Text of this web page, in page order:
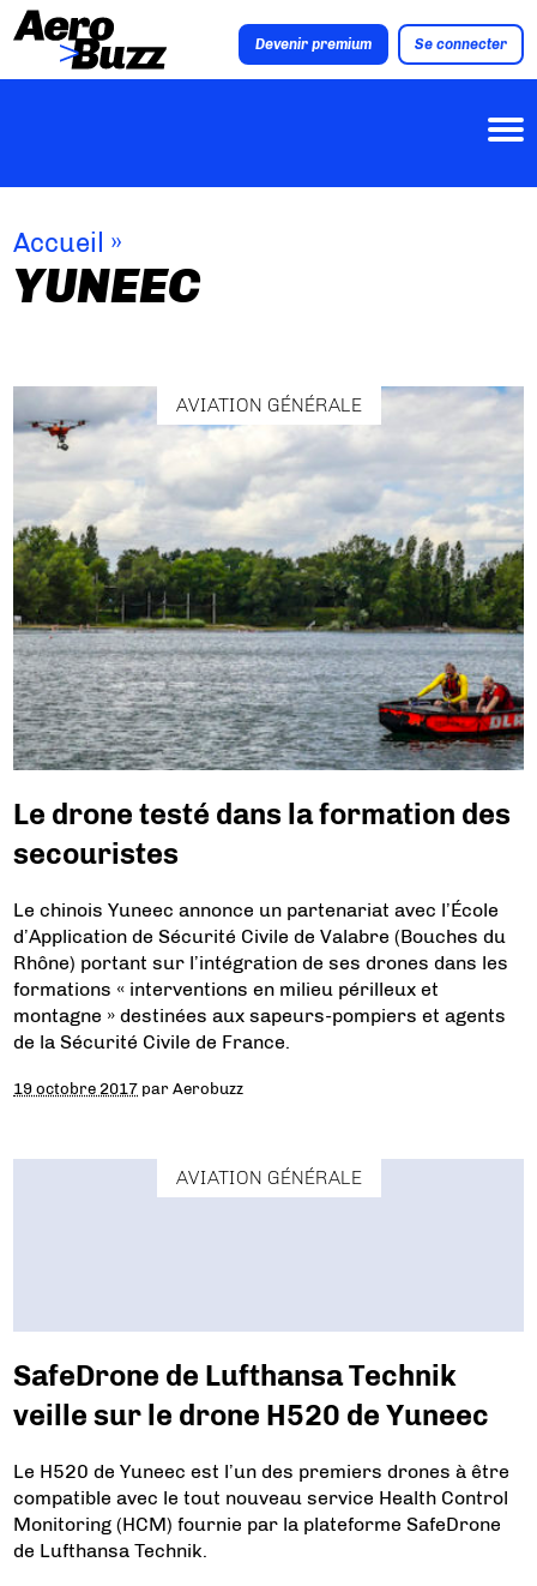
Devenir premium Se connecter
Accueil »
YUNEEC
AVIATION GÉNÉRALE
Le drone testé dans la formation des
secouristes
Le chinois Yuneec annonce un partenariat avec l’École
d’Application de Sécurité Civile de Valabre (Bouches du
Rhône) portant sur l’intégration de ses drones dans les
formations « interventions en milieu périlleux et
montagne » destinées aux sapeurs-pompiers et agents
de la Sécurité Civile de France.
19 octobre 2017 parAerobuzz
AVIATION GÉNÉRALE
SafeDrone de Lufthansa Technik
veille sur le drone H520 de Yuneec
Le H520 de Yuneec est l’un des premiers drones à être
compatible avec le tout nouveau service Health Control
Monitoring (HCM) fournie par la plateforme SafeDrone
de Lufthansa Technik.